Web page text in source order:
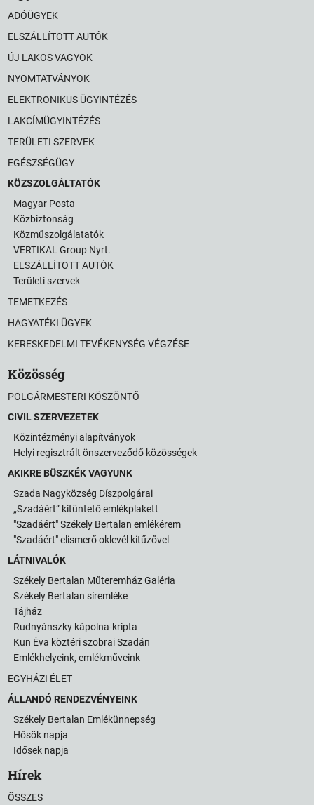
ADÓÜGYEK
ELSZÁLLÍTOTT AUTÓK
ÚJ LAKOS VAGYOK
NYOMTATVÁNYOK
ELEKTRONIKUS ÜGYINTÉZÉS
LAKCÍMÜGYINTÉZÉS
TERÜLETI SZERVEK
EGÉSZSÉGÜGY
KÖZSZOLGÁLTATÓK
Magyar Posta
Közbiztonság
Közműszolgálatatók
VERTIKAL Group Nyrt.
ELSZÁLLÍTOTT AUTÓK
Területi szervek
TEMETKEZÉS
HAGYATÉKI ÜGYEK
KERESKEDELMI TEVÉKENYSÉG VÉGZÉSE
Közösség
POLGÁRMESTERI KÖSZÖNTŐ
CIVIL SZERVEZETEK
Közintézményi alapítványok
Helyi regisztrált önszerveződő közösségek
AKIKRE BÜSZKÉK VAGYUNK
Szada Nagyközség Díszpolgárai
„Szadáért” kitüntető emlékplakett
"Szadáért" Székely Bertalan emlékérem
"Szadáért" elismerő oklevél kitűzővel
LÁTNIVALÓK
Székely Bertalan Műteremház Galéria
Székely Bertalan síremléke
Tájház
Rudnyánszky kápolna-kripta
Kun Éva köztéri szobrai Szadán
Emlékhelyeink, emlékműveink
EGYHÁZI ÉLET
ÁLLANDÓ RENDEZVÉNYEINK
Székely Bertalan Emlékünnepség
Hősök napja
Idősek napja
Hírek
ÖSSZES